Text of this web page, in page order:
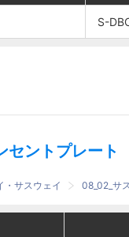
S-DBC1、S-
S-
S-DBC1、S-
S-
セントプレート
・サスウェイ 08_02_サ